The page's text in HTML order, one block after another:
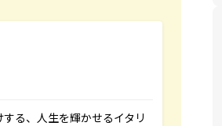
る、人生を輝かせるイタリ